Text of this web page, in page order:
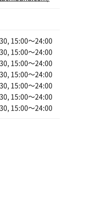
15:00〜24:00
15:00〜24:00
15:00〜24:00
15:00〜24:00
15:00〜24:00
15:00〜24:00
15:00〜24:00